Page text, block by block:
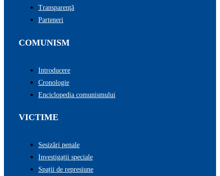
Transparenţă
Parteneri
COMUNISM
Introducere
Cronologie
Enciclopedia comunismului
VICTIME
Sesizări penale
Investigații speciale
Spații de represiune